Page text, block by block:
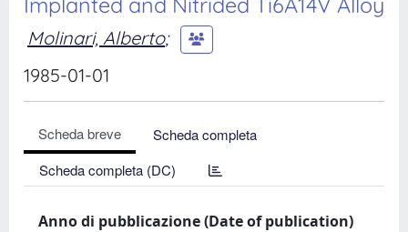
Molinari, Alberto;
1985-01-01
Scheda breve
Scheda completa
Scheda completa (DC)
Anno di pubblicazione (Date of publication)